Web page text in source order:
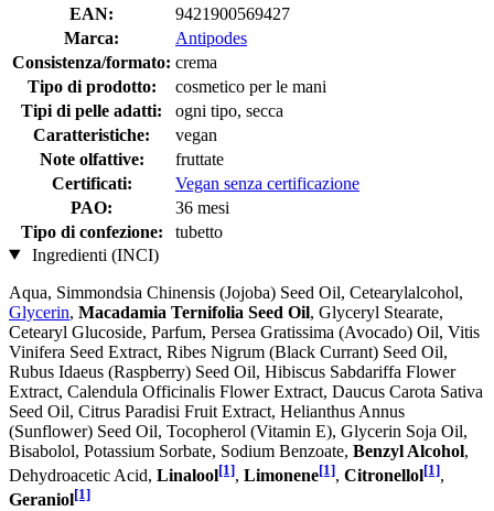
EAN:
9421900569427
Marca:
Antipodes
Consistenza/formato: crema
Tipo di prodotto:
cosmetico per le mani
Tipi di pelle adatti:
ogni tipo, secca
Caratteristiche:
vegan
Note olfattive:
fruttate
Certificati:
Vegan senza certificazione
PAO:
36 mesi
Tipo di confezione:
tubetto
Ingredienti (INCI)
Aqua, Simmondsia Chinensis (Jojoba) Seed Oil, Cetearylalcohol,
Glycerin, Macadamia Ternifolia Seed Oil, Glyceryl Stearate,
Cetearyl Glucoside, Parfum, Persea Gratissima (Avocado) Oil, Vitis
Vinifera Seed Extract, Ribes Nigrum (Black Currant) Seed Oil,
Rubus Idaeus (Raspberry) Seed Oil, Hibiscus Sabdariffa Flower
Extract, Calendula Officinalis Flower Extract, Daucus Carota Sativa
Seed Oil, Citrus Paradisi Fruit Extract, Helianthus Annus
(Sunflower) Seed Oil, Tocopherol (Vitamin E), Glycerin Soja Oil,
Bisabolol, Potassium Sorbate, Sodium Benzoate, Benzyl Alcohol,
Dehydroacetic Acid, Linalool[1], Limonene[1], Citronellol[1],
Geraniol[1]